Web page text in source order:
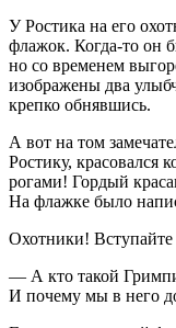
У Ростика на его
флажок. Когда-то он
но со временем
изображены два
крепко обнявшись.
А вот на том
Ростику, красовался
рогами! Гордый
На флажке было
Охотники!
— А кто такой
И почему мы в него